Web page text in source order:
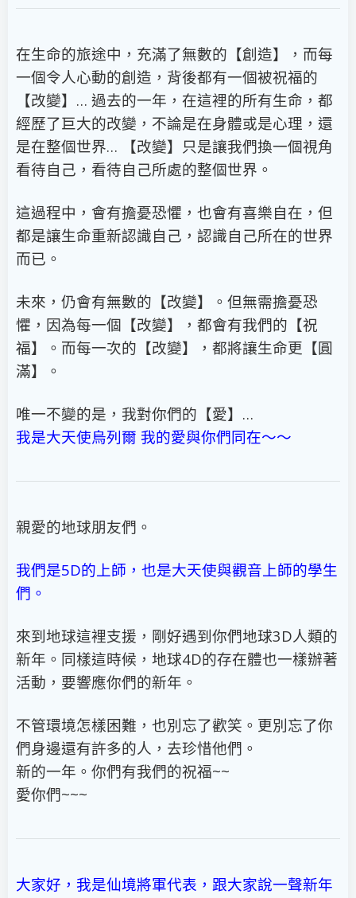
在生命的旅途中，充滿了無數的【創造】，而每
一個令人心動的創造，背後都有一個被祝福的
【改變】… 過去的一年，在這裡的所有生命，都
經歷了巨大的改變，不論是在身體或是心理，還
是在整個世界… 【改變】只是讓我們換一個視角
看待自己，看待自己所處的整個世界。
這過程中，會有擔憂恐懼，也會有喜樂自在，但
都是讓生命重新認識自己，認識自己所在的世界
而已。
未來，仍會有無數的【改變】。但無需擔憂恐
懼，因為每一個【改變】，都會有我們的【祝
福】。而每一次的【改變】，都將讓生命更【圓
滿】。
唯一不變的是，我對你們的【愛】…
我是大天使烏列爾 我的愛與你們同在～～
親愛的地球朋友們。
我們是5D的上師，也是大天使與觀音上師的學生
們。
來到地球這裡支援，剛好遇到你們地球3D人類的
新年。同樣這時候，地球4D的存在體也一樣辦著
活動，要響應你們的新年。
不管環境怎樣困難，也別忘了歡笑。更別忘了你
們身邊還有許多的人，去珍惜他們。
新的一年。你們有我們的祝福~~
愛你們~~~
大家好，我是仙境將軍代表，跟大家說一聲新年